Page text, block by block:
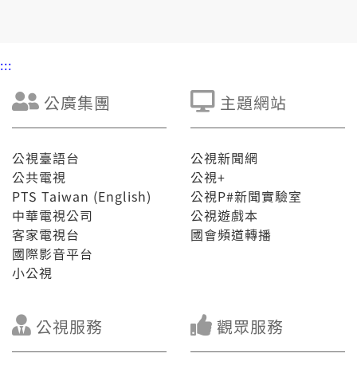
:::
公廣集團
公視臺語台
公共電視
PTS Taiwan (English)
中華電視公司
客家電視台
國際影音平台
小公視
主題網站
公視新聞網
公視+
公視P#新聞實驗室
公視遊戲本
國會頻道轉播
公視服務 觀眾服務